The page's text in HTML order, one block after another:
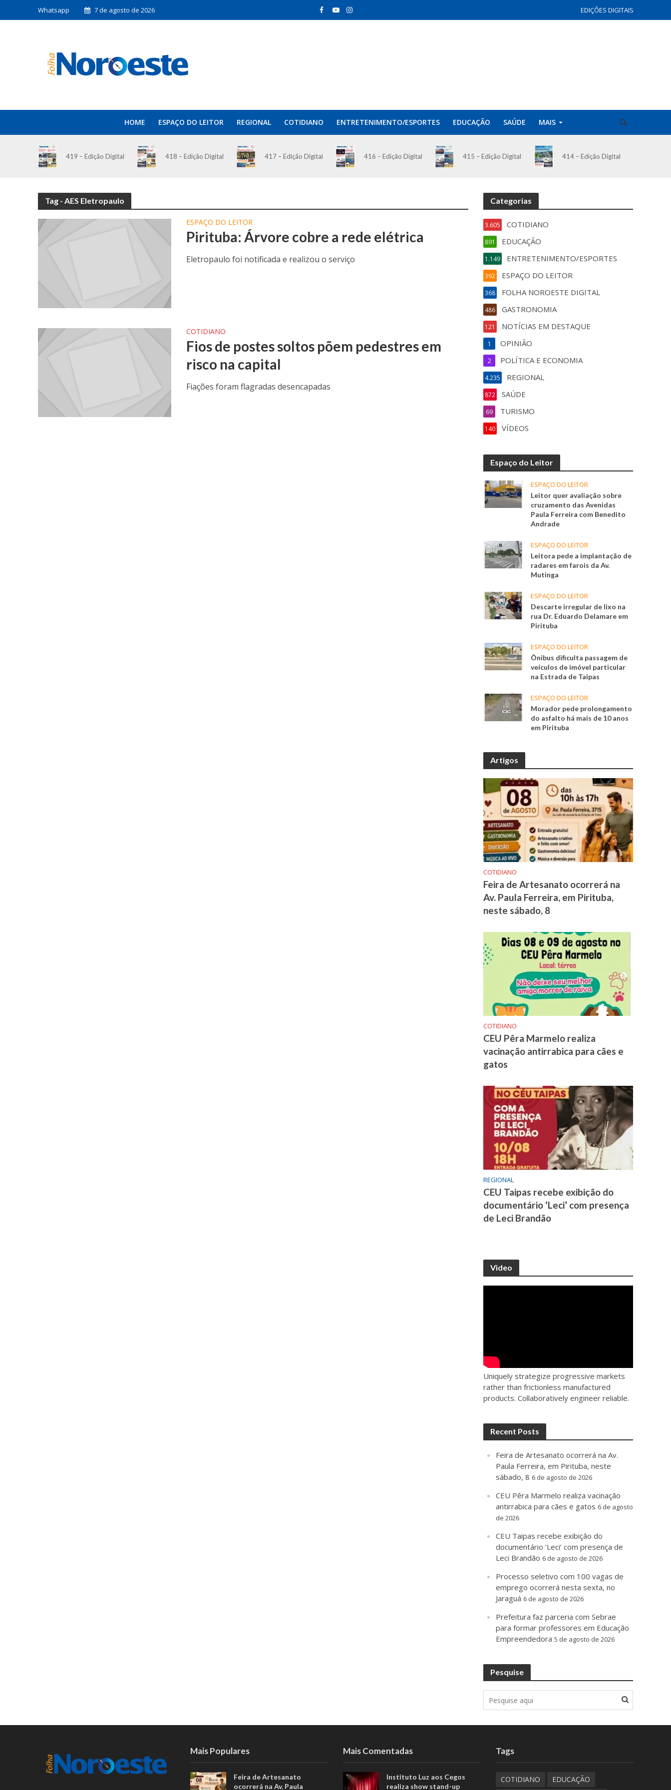
Whatsapp 7 de agosto de 2026 EDIÇÕES DIGITAIS
HOME ESPAÇO DO LEITOR REGIONAL COTIDIANO ENTRETENIMENTO/ESPORTES EDUCAÇÃO SAÚDE MAIS
419 – Edição Digital 418 – Edição Digital 417 – Edição Digital 416 – Edição Digital 415 – Edição Digital 414 – Edição Digital
Tag - AES Eletropaulo
ESPAÇO DO LEITOR
Pirituba: Árvore cobre a rede elétrica
Eletropaulo foi notificada e realizou o serviço
COTIDIANO
Fios de postes soltos põem pedestres em
risco na capital
Fiações foram flagradas desencapadas
Categorias
COTIDIANO
3.605
EDUCAÇÃO
891
ENTRETENIMENTO/ESPORTES
1.149
ESPAÇO DO LEITOR
392
FOLHA NOROESTE DIGITAL
368
GASTRONOMIA
486
NOTÍCIAS EM DESTAQUE
121
OPINIÃO
1
POLÍTICA E ECONOMIA
2
REGIONAL
4.235
SAÚDE
872
TURISMO
69
VÍDEOS
140
Espaço do Leitor
ESPAÇO DO LEITOR
Leitor quer avaliação sobre
cruzamento das Avenidas
Paula Ferreira com Benedito
Andrade
ESPAÇO DO LEITOR
Leitora pede a implantação de
radares em farois da Av.
Mutinga
ESPAÇO DO LEITOR
Descarte irregular de lixo na
rua Dr. Eduardo Delamare em
Pirituba
ESPAÇO DO LEITOR
Ônibus dificulta passagem de
veículos de imóvel particular
na Estrada de Taipas
ESPAÇO DO LEITOR
Morador pede prolongamento
do asfalto há mais de 10 anos
em Pirituba
Artigos
COTIDIANO
Feira de Artesanato ocorrerá na
Av. Paula Ferreira, em Pirituba,
neste sábado, 8
COTIDIANO
CEU Pêra Marmelo realiza
vacinação antirrabica para cães e
gatos
REGIONAL
CEU Taipas recebe exibição do
documentário ‘Leci’ com presença
de Leci Brandão
Video
Uniquely strategize progressive markets
rather than frictionless manufactured
products. Collaboratively engineer reliable.
Recent Posts
Feira de Artesanato ocorrerá na Av.
Paula Ferreira, em Pirituba, neste
sábado, 8 6 de agosto de 2026
CEU Pêra Marmelo realiza vacinação
antirrabica para cães e gatos 6 de agosto
de 2026
CEU Taipas recebe exibição do
documentário ‘Leci’ com presença de
Leci Brandão 6 de agosto de 2026
Processo seletivo com 100 vagas de
emprego ocorrerá nesta sexta, no
Jaraguá 6 de agosto de 2026
Prefeitura faz parceria com Sebrae
para formar professores em Educação
Empreendedora 5 de agosto de 2026
Pesquise
Mais Populares
Feira de Artesanato
ocorrerá na Av. Paula
Mais Comentadas
Instituto Luz aos Cegos
realiza show stand-up
Tags
COTIDIANO EDUCAÇÃO